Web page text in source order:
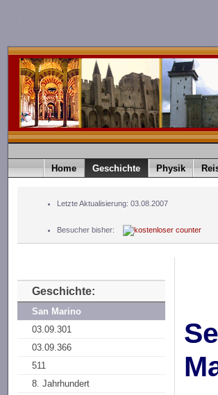
Home Geschichte Physik
Letzte Aktualisierung: 03.08.2007
Besucher bisher:
Geschichte:
San Marino
03.09.301
03.09.366
511
8. Jahrhundert